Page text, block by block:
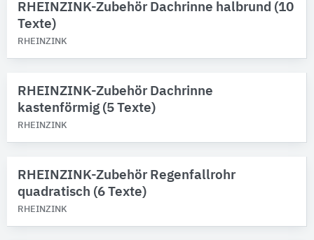
Traufstreifen
Gebäude-Bauteile
RHEINZINK-Zubehör Dachrinne halbrund (10
Texte)
RHEINZINK
RHEINZINK-Zubehör Dachrinne
kastenförmig (5 Texte)
RHEINZINK
RHEINZINK-Zubehör Regenfallrohr
quadratisch (6 Texte)
RHEINZINK